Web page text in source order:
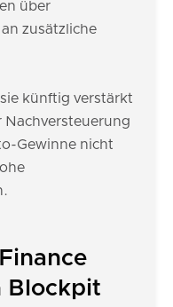
über
zusätzliche
künftig verstärkt
Nachversteuerung
Gewinne nicht
Blockpit